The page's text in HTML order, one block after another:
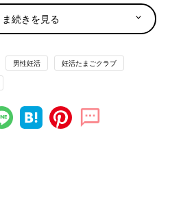
内容、また男性の不妊治療につい
した。
門家にゆだねましょう
療は、病気やケガと違い、どこか
で、なおさら行くきっかけを逃し
ま続きを見る
男性妊活 妊活たまごクラブ